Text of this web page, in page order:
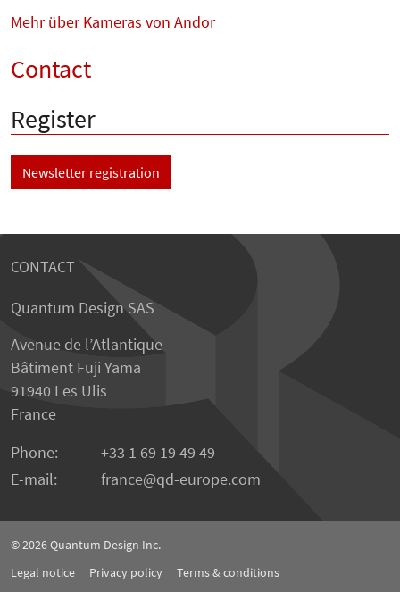
Mehr über Kameras von Andor
Contact
Register
Newsletter registration
CONTACT
Quantum Design SAS
Avenue de l’Atlantique
Bâtiment Fuji Yama
91940 Les Ulis
France
Phone:
+33 1 69 19 49 49
E-mail:
france qd-europe.com
© 2026Quantum Design Inc.
Legal notice
Privacy policy
Terms & conditions